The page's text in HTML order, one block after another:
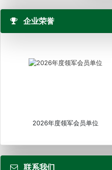
企业荣誉
2026年度领军会员单位
联系我们